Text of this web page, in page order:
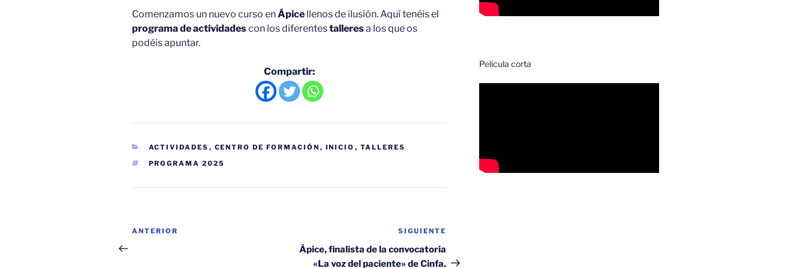
Comenzamos un nuevo curso enÁpice llenos de ilusión. Aquí tenéis el
programa de actividadescon los diferentestalleresa los que os
podéis apuntar.
Compartir:
CATEGORÍAS
ACTIVIDADES , CENTRO DE FORMACIÓN , INICIO , TALLERES
ETIQUETAS
PROGRAMA 2025
Navegación
Entrada
ANTERIOR SIGUIENTE
Ápice, finalista de la convocatoria
«La voz del paciente» de Cinfa.
Pelicula corta